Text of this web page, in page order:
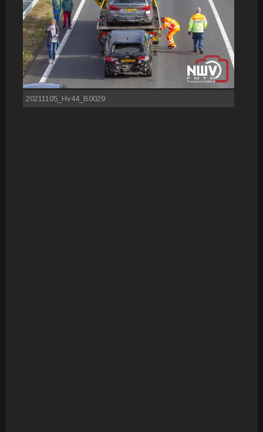
20211105_Hv44_B0029